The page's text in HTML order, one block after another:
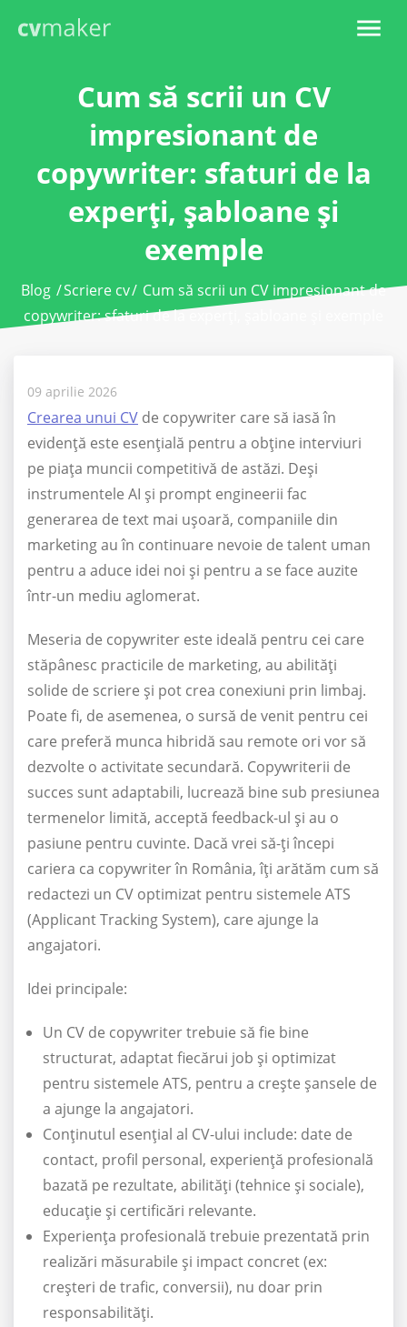
Cum să scrii un CV
impresionant de
copywriter: sfaturi de la
experți, șabloane și
exemple
Blog /Scriere cv/ Cum să scrii un CV impresionant de
copywriter: sfaturi de la experți, șabloane și exemple
09 aprilie 2026
Crearea unui CV de copywriter care să iasă în
evidență este esențială pentru a obține interviuri
pe piața muncii competitivă de astăzi. Deși
instrumentele AI și prompt engineerii fac
generarea de text mai ușoară, companiile din
marketing au în continuare nevoie de talent uman
pentru a aduce idei noi și pentru a se face auzite
într-un mediu aglomerat.
Meseria de copywriter este ideală pentru cei care
stăpânesc practicile de marketing, au abilități
solide de scriere și pot crea conexiuni prin limbaj.
Poate fi, de asemenea, o sursă de venit pentru cei
care preferă munca hibridă sau remote ori vor să
dezvolte o activitate secundară. Copywriterii de
succes sunt adaptabili, lucrează bine sub presiunea
termenelor limită, acceptă feedback-ul și au o
pasiune pentru cuvinte. Dacă vrei să-ți începi
cariera ca copywriter în România, îți arătăm cum să
redactezi un CV optimizat pentru sistemele ATS
(Applicant Tracking System), care ajunge la
angajatori.
Idei principale:
Un CV de copywriter trebuie să fie bine
structurat, adaptat fiecărui job și optimizat
pentru sistemele ATS, pentru a crește șansele de
a ajunge la angajatori.
Conținutul esențial al CV-ului include: date de
contact, profil personal, experiență profesională
bazată pe rezultate, abilități (tehnice și sociale),
educație și certificări relevante.
Experiența profesională trebuie prezentată prin
realizări măsurabile și impact concret (ex:
creșteri de trafic, conversii), nu doar prin
responsabilități.